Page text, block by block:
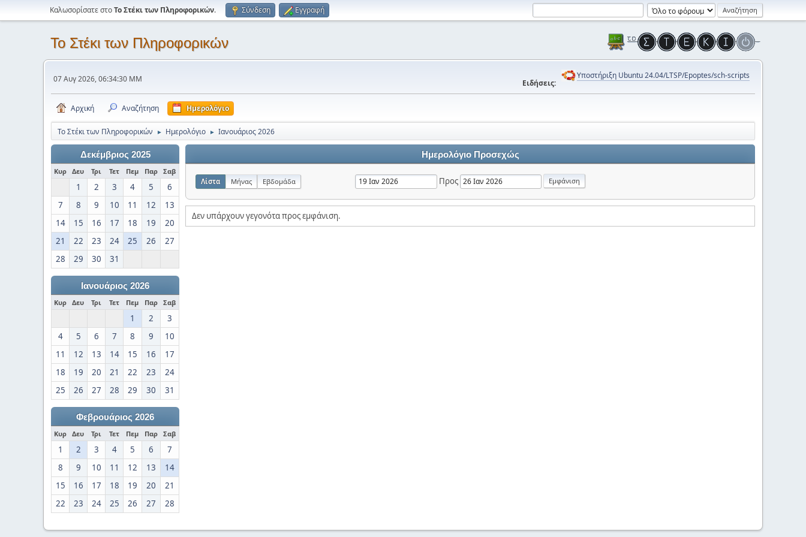
Καλωσορίσατε στοΤο Στέκι των Πληροφορικών. Σύνδεση Εγγραφή
Το Στέκι των Πληροφορικών
07 Αυγ 2026, 06:34:30 ΜΜ Ειδήσεις:
Υποστήριξη Ubuntu 24.04/LTSP/Epoptes/sch-scripts
Αρχική Αναζήτηση Ημερολόγιο
Το Στέκι των Πληροφορικών ► Ημερολόγιο ► Ιανουάριος 2026
Δεκέμβριος 2025
Κυρ Δευ Τρι Τετ Πεμ Παρ Σαβ
1 2 3 4 5
6
7
8 9 10 11 12
13
14
15 16 17 18 19
20
21
22 23 24 25 26
27
28
29 30 31
Ιανουάριος 2026
Κυρ Δευ Τρι Τετ Πεμ Παρ Σαβ
1 2
3
4
5 6 7 8 9
10
11
12 13 14 15 16
17
18
19 20 21 22 23
24
25
26 27 28 29 30 31
Φεβρουάριος 2026
Κυρ Δευ Τρι Τετ Πεμ Παρ Σαβ
1 2 3 4 5 6
7
8
9 10 11 12 13
14
15
16 17 18 19 20
21
22
23 24 25 26 27 28
Ημερολόγιο Προσεχώς
Λίστα Μήνας Εβδομάδα Προς
Δεν υπάρχουν γεγονότα προς εμφάνιση.